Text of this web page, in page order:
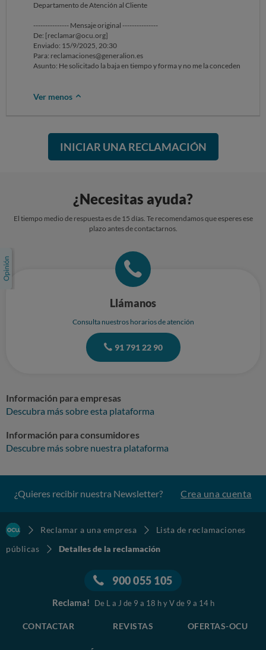
Departamento de Atención al Cliente
--------------- Mensaje original ---------------
De: [reclamar@ocu.org]
Enviado: 15/9/2025, 20:30
Para: reclamaciones@generalion.es
Asunto: He solicitado la baja en tiempo y forma y no me la conceden
Ver menos
INICIAR UNA RECLAMACIÓN
¿Necesitas ayuda?
El tiempo medio de respuesta es de 15 días. Te recomendamos que esperes ese
plazo antes de contactarnos.
Llámanos
Consulta nuestros horarios de atención
91 791 22 90
Información para empresas
Descubra más sobre esta plataforma
Información para consumidores
Descubre más sobre nuestra plataforma
¿Quieres recibir nuestra Newsletter? Crea una cuenta
Reclamar a una empresa
Lista de reclamaciones
públicas
Detalles de la reclamación
900 055 105
Reclama! De L a J de 9 a 18 h y V de 9 a 14 h
CONTACTAR REVISTAS OFERTAS-OCU